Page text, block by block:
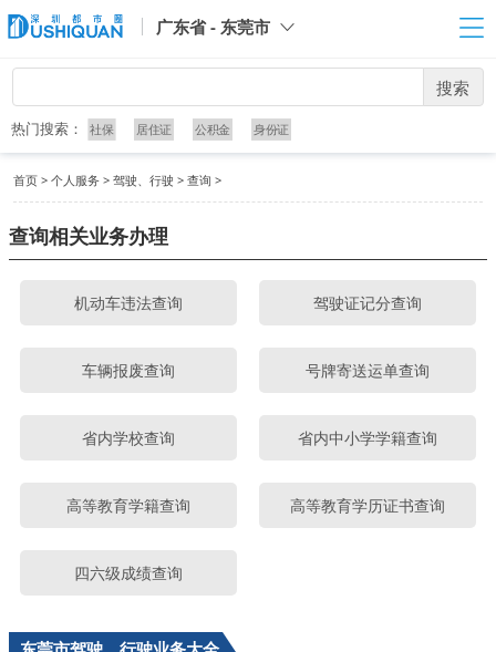
广东省 - 东莞市
搜索
热门搜索： 社保 居住证 公积金 身份证
首页 > 个人服务 > 驾驶、行驶 > 查询 >
查询相关业务办理
机动车违法查询 驾驶证记分查询
车辆报废查询 号牌寄送运单查询
省内学校查询 省内中小学学籍查询
高等教育学籍查询 高等教育学历证书查询
四六级成绩查询